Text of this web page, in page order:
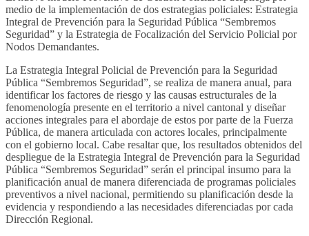
medio de la implementación de dos estrategias policiales: Estrategia
Integral de Prevención para la Seguridad Pública “Sembremos
Seguridad” y la Estrategia de Focalización del Servicio Policial por
Nodos Demandantes.
La Estrategia Integral Policial de Prevención para la Seguridad
Pública “Sembremos Seguridad”, se realiza de manera anual, para
identificar los factores de riesgo y las causas estructurales de la
fenomenología presente en el territorio a nivel cantonal y diseñar
acciones integrales para el abordaje de estos por parte de la Fuerza
Pública, de manera articulada con actores locales, principalmente
con el gobierno local. Cabe resaltar que, los resultados obtenidos del
despliegue de la Estrategia Integral de Prevención para la Seguridad
Pública “Sembremos Seguridad” serán el principal insumo para la
planificación anual de manera diferenciada de programas policiales
preventivos a nivel nacional, permitiendo su planificación desde la
evidencia y respondiendo a las necesidades diferenciadas por cada
Dirección Regional.